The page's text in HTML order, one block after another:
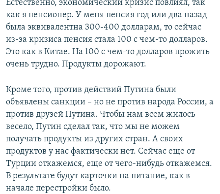
Естественно, экономический кризис повлиял, так
как я пенсионер. У меня пенсия год или два назад
была эквивалентна 300-400 долларам, то сейчас
из-за кризиса пенсия стала 100 с чем-то долларов.
Это как в Китае. На 100 с чем-то долларов прожить
очень трудно. Продукты дорожают.
Кроме того, против действий Путина были
объявлены санкции – но не против народа России, а
против друзей Путина. Чтобы нам всем жилось
весело, Путин сделал так, что мы не можем
получать продукты из других стран. А своих
продуктов у нас фактически нет. Сейчас еще от
Турции откажемся, еще от чего-нибудь откажемся.
В результате будут карточки на питание, как в
начале перестройки было.